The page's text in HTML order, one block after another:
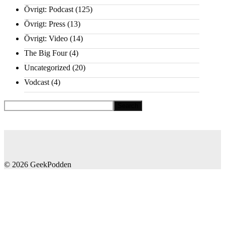
Övrigt: Podcast (125)
Övrigt: Press (13)
Övrigt: Video (14)
The Big Four(4)
Uncategorized (20)
Vodcast (4)
© 2026 GeekPodden